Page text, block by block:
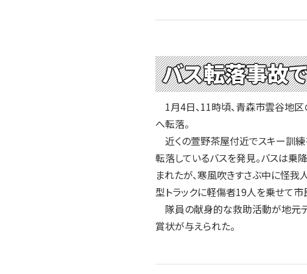
バス転落事故
1月4日、11時頃、青森市雲谷地
へ転落。
近くの萱野茶屋付近でスキー訓
転落しているバスを発見。バスは乗
まれたが、寒風吹きすさぶ中に怪我
型トラックに軽傷者19人を乗せて市
隊員の献身的な救助活動が地元テ
賞状が与えられた。